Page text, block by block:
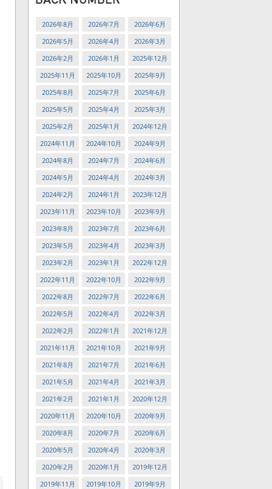
2026年8月 2026年7月
2026年6月
2026年5月
2026年4月
2026年3月
2026年2月
2026年1月
2025年12月
2025年11月
2025年10月
2025年9月
2025年8月
2025年7月
2025年6月
2025年5月
2025年4月
2025年3月
2025年2月
2025年1月
2024年12月
2024年11月
2024年10月
2024年9月
2024年8月
2024年7月
2024年6月
2024年5月
2024年4月
2024年3月
2024年2月
2024年1月
2023年12月
2023年11月
2023年10月
2023年9月
2023年8月
2023年7月
2023年6月
2023年5月
2023年4月
2023年3月
2023年2月
2023年1月
2022年12月
2022年11月
2022年10月
2022年9月
2022年8月
2022年7月
2022年6月
2022年5月
2022年4月
2022年3月
2022年2月
2022年1月
2021年12月
2021年11月
2021年10月
2021年9月
2021年8月
2021年7月
2021年6月
2021年5月
2021年4月
2021年3月
2021年2月
2021年1月
2020年12月
2020年11月
2020年10月
2020年9月
2020年8月
2020年7月
2020年6月
2020年5月
2020年4月
2020年3月
2020年2月
2020年1月
2019年12月
2019年11月
2019年10月
2019年9月